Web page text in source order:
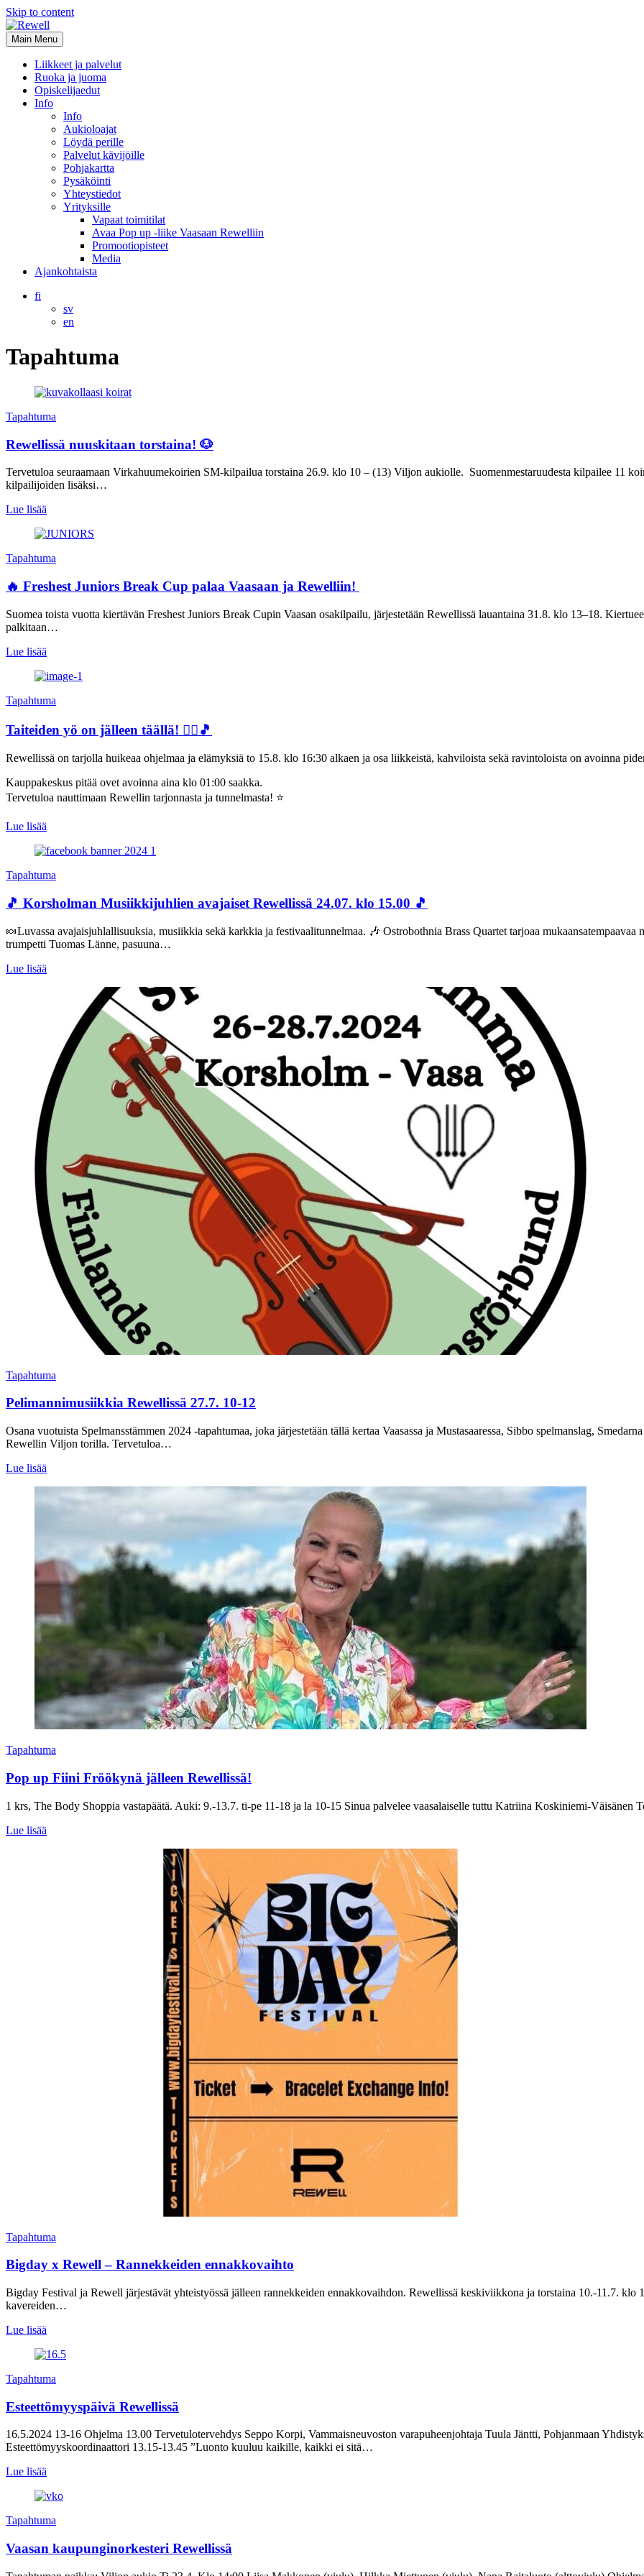
Skip to content
Main Menu
Liikkeet ja palvelut
Ruoka ja juoma
Opiskelijaedut
Info
Info
Aukioloajat
Löydä perille
Palvelut kävijöille
Pohjakartta
Pysäköinti
Yhteystiedot
Yrityksille
Vapaat toimitilat
Avaa Pop up -liike Vaasaan Rewelliin
Promootiopisteet
Media
Ajankohtaista
fi
sv
en
Tapahtuma
Tapahtuma
Rewellissä nuuskitaan torstaina! 🐶
Tervetuloa seuraamaan Virkahuumekoirien SM-kilpailua torstaina 26.9. klo 10 – (13) Viljon aukiolle. Suomenmestaruudesta kilpailee 11
kilpailijoiden lisäksi…
Lue lisää
Tapahtuma
🔥 Freshest Juniors Break Cup palaa Vaasaan ja Rewelliin!
Suomea toista vuotta kiertävän Freshest Juniors Break Cupin Vaasan osakilpailu, järjestetään Rewellissä lauantaina 31.8. klo 13–18.
palkitaan…
Lue lisää
Tapahtuma
Taiteiden yö on jälleen täällä! 🤸‍♀️🎵
Rewellissä on tarjolla huikeaa ohjelmaa ja elämyksiä to 15.8. klo 16:30 alkaen ja osa liikkeistä, kahviloista sekä ravintoloista on avoinna
Kauppakeskus pitää ovet avoinna aina klo 01:00 saakka.
Tervetuloa nauttimaan Rewellin tarjonnasta ja tunnelmasta! ⭐
Lue lisää
Tapahtuma
🎵 Korsholman Musiikkijuhlien avajaiset Rewellissä 24.07. klo 15.00 🎵
🍬Luvassa avajaisjuhlallisuuksia, musiikkia sekä karkkia ja festivaalitunnelmaa. 🎶 Ostrobothnia Brass Quartet tarjoaa
trumpetti Tuomas Länne, pasuuna…
Lue lisää
Tapahtuma
Pelimannimusiikkia Rewellissä 27.7. 10-12
Osana vuotuista Spelmansstämmen 2024 -tapahtumaa, joka järjestetään tällä kertaa Vaasassa ja Mustasaaressa, Sibbo spelmanslag,
Rewellin Viljon torilla. Tervetuloa…
Lue lisää
Tapahtuma
Pop up Fiini Fröökynä jälleen Rewellissä!
1 krs, The Body Shoppia vastapäätä. Auki: 9.-13.7. ti-pe 11-18 ja la 10-15 Sinua palvelee vaasalaiselle tuttu Katriina Koskiniemi-Väisänen
Lue lisää
Tapahtuma
Bigday x Rewell – Rannekkeiden ennakkovaihto
Bigday Festival ja Rewell järjestävät yhteistyössä jälleen rannekkeiden ennakkovaihdon. Rewellissä keskiviikkona ja torstaina 10.-11.7. klo
kavereiden…
Lue lisää
Tapahtuma
Esteettömyyspäivä Rewellissä
16.5.2024 13-16 Ohjelma 13.00 Tervetulotervehdys Seppo Korpi, Vammaisneuvoston varapuheenjohtaja Tuula Jäntti, Pohjanmaan
Esteettömyyskoordinaattori 13.15-13.45 ”Luonto kuuluu kaikille, kaikki ei sitä…
Lue lisää
Tapahtuma
Vaasan kaupunginorkesteri Rewellissä